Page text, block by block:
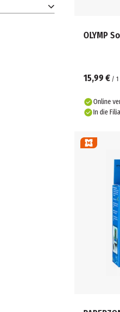
OLYMP
15,99 € / 1
Online
In die